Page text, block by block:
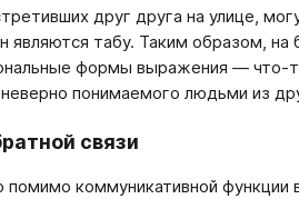
друг друга на улице,
являются табу. Таким образом,
формы выражения — что-
понимаемого людьми из
связи
коммуникативной